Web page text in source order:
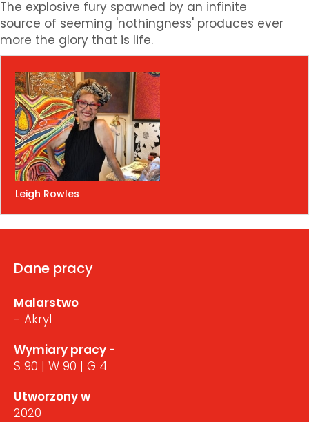
The explosive fury spawned by an infinite
source of seeming 'nothingness' produces ever
more the glory that is life.
Leigh Rowles
Dane pracy
Malarstwo
- Akryl
Wymiary pracy -
S 90 | W 90 | G 4
Utworzony w
2020